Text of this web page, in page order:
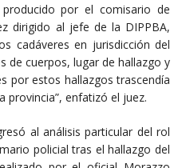
por el comisario de
dirigido al jefe de la DIPPBA,
cadáveres en jurisdicción del
de cuerpos, lugar de hallazgo y
por estos hallazgos trascendía
provincia”, enfatizó el juez.
al análisis particular del rol
policial tras el hallazgo del